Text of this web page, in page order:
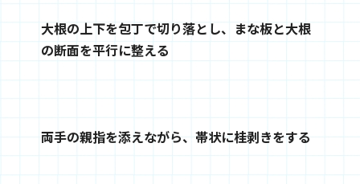
大根の上下を包丁で切り落とし、まな板と大根
の断面を平行に整える
両手の親指を添えながら、帯状に桂剥きをする